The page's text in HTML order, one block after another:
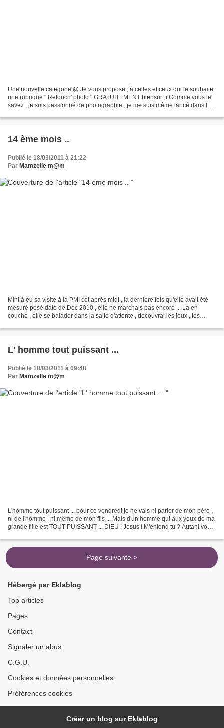
Une nouvelle categorie @ Je vous propose , à celles et ceux qui le souhaite
une rubrique " Retouch' photo " GRATUITEMENT biensur ;) Comme vous le
savez , je suis passionné de photographie , je me suis même lancé dans la
14 ème mois ..
Publié le 18/03/2011 à 21:22
Par Mamzelle m@m
Mini à eu sa visite à la PMI cet après midi , la dernière fois qu'elle avait été
mesuré pesé daté de Dec 2010 , elle ne marchais pas encore ... La en
couche , elle se balader dans la salle d'attente , decouvrai les jeux , les
L' homme tout puissant ...
Publié le 18/03/2011 à 09:48
Par Mamzelle m@m
L'homme tout puissant ... pour ce vendredi je ne vais ni parler de mon père ,
ni de l'homme , ni même de mon fils ... Mais d'un homme qui aux yeux de ma
grande fille est TOUT PUISSANT ... DIEU ! Jesus ! M'entend tu ? Autant vous
Page suivante >
Hébergé par Eklablog
Top articles
Pages
Contact
Signaler un abus
C.G.U.
Cookies et données personnelles
Préférences cookies
Créer un blog sur Eklablog